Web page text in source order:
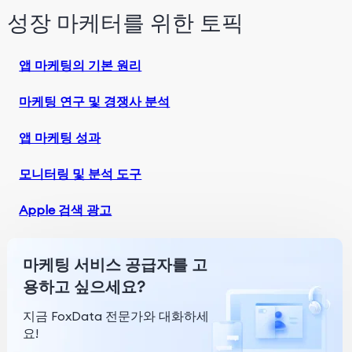
성장 마케터를 위한 토픽
앱 마케팅의 기본 원리
마케팅 연구 및 경쟁사 분석
앱 마케팅 성과
모니터링 및 분석 도구
Apple 검색 광고
마케팅 서비스 공급자를 고
용하고 싶으세요?
지금 FoxData 전문가와 대화하세
요!